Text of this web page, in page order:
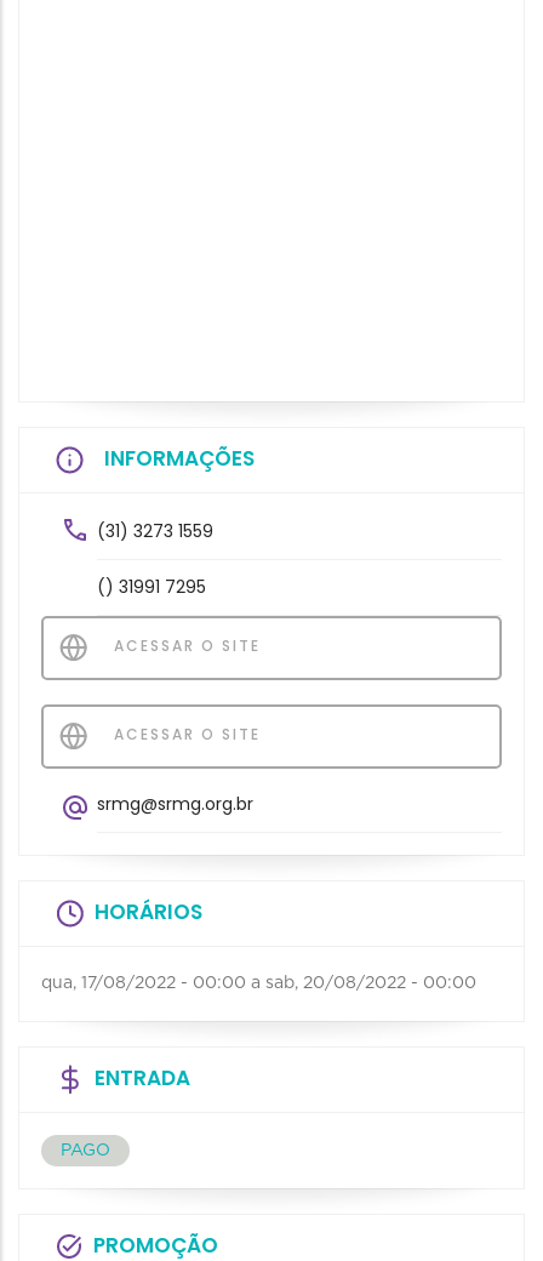
INFORMAÇÕES
(31) 3273 1559
() 31991 7295
ACESSAR O SITE
ACESSAR O SITE
srmg@srmg.org.br
HORÁRIOS
qua, 17/08/2022 - 00:00 a sab, 20/08/2022 - 00:00
ENTRADA
PAGO
PROMOÇÃO